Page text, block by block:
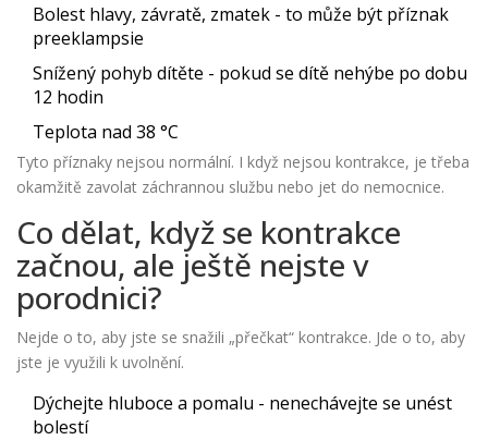
Bolest hlavy, závratě, zmatek - to může být příznak
preeklampsie
Snížený pohyb dítěte - pokud se dítě nehýbe po dobu
12 hodin
Teplota nad 38 °C
Tyto příznaky nejsou normální. I když nejsou kontrakce, je třeba
okamžitě zavolat záchrannou službu nebo jet do nemocnice.
Co dělat, když se kontrakce
začnou, ale ještě nejste v
porodnici?
Nejde o to, aby jste se snažili „přečkat“ kontrakce. Jde o to, aby
jste je využili k uvolnění.
Dýchejte hluboce a pomalu - nenechávejte se unést
bolestí